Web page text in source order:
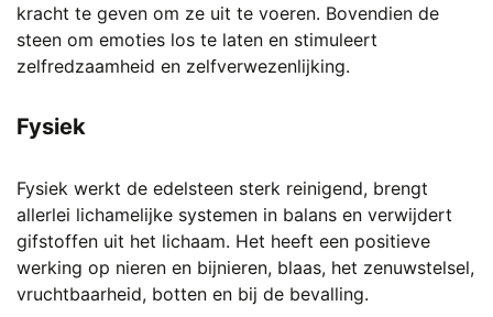
kracht te geven om ze uit te voeren. Bovendien de
steen om emoties los te laten en stimuleert
zelfredzaamheid en zelfverwezenlijking.
Fysiek
Fysiek werkt de edelsteen sterk reinigend, brengt
allerlei lichamelijke systemen in balans en verwijdert
gifstoffen uit het lichaam. Het heeft een positieve
werking op nieren en bijnieren, blaas, het zenuwstelsel,
vruchtbaarheid, botten en bij de bevalling.